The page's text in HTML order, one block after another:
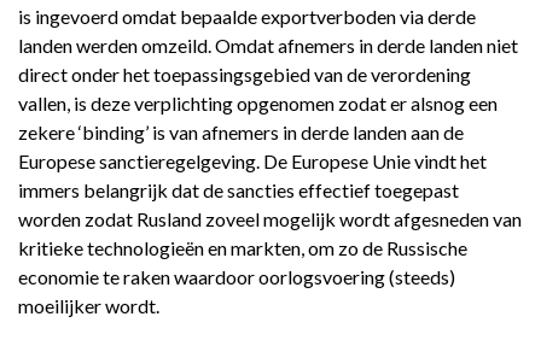
is ingevoerd omdat bepaalde exportverboden via derde
landen werden omzeild. Omdat afnemers in derde landen niet
direct onder het toepassingsgebied van de verordening
vallen, is deze verplichting opgenomen zodat er alsnog een
zekere ‘binding’ is van afnemers in derde landen aan de
Europese sanctieregelgeving. De Europese Unie vindt het
immers belangrijk dat de sancties effectief toegepast
worden zodat Rusland zoveel mogelijk wordt afgesneden van
kritieke technologieën en markten, om zo de Russische
economie te raken waardoor oorlogsvoering (steeds)
moeilijker wordt.